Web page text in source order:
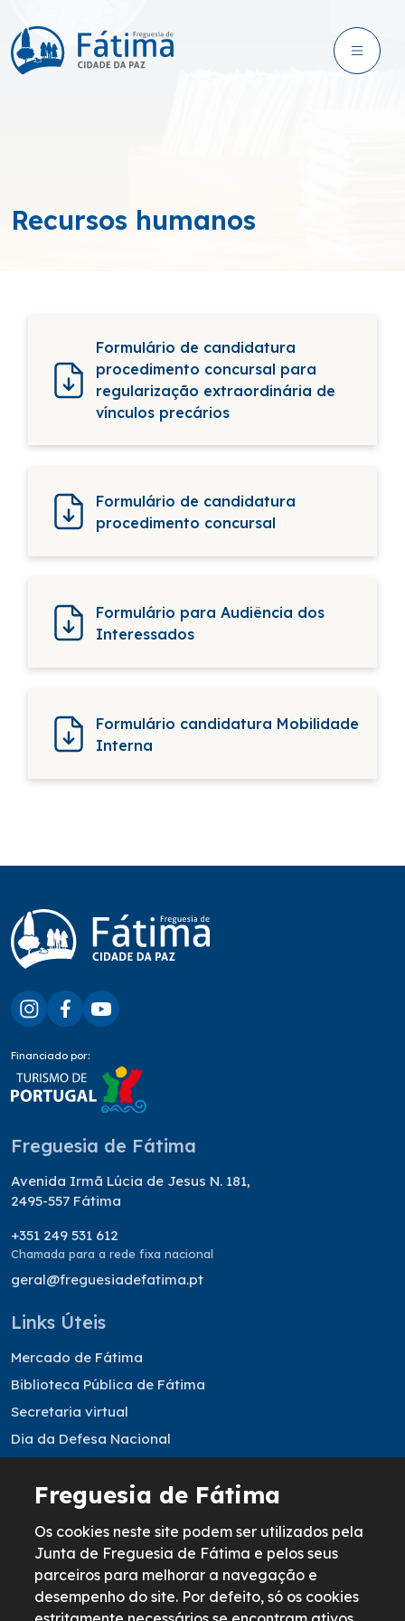
Recursos humanos
Formulário de candidatura
procedimento concursal para
regularização extraordinária de
vínculos precários
Formulário de candidatura
procedimento concursal
Formulário para Audiência dos
Interessados
Formulário candidatura Mobilidade
Interna
Financiado por:
Freguesia de Fátima
Avenida Irmã Lúcia de Jesus N. 181,
2495-557 Fátima
+351 249 531 612
Chamada para a rede fixa nacional
geral@freguesiadefatima.pt
Links Úteis
Mercado de Fátima
Biblioteca Pública de Fátima
Secretaria virtual
Dia da Defesa Nacional
Informação legal
Política de Cookies
Política de Privacidade
Termos & Condições
Freguesia de Fátima
Os cookies neste site podem ser utilizados pela
Junta de Freguesia de Fátima e pelos seus
parceiros para melhorar a navegação e
desempenho do site. Por defeito, só os cookies